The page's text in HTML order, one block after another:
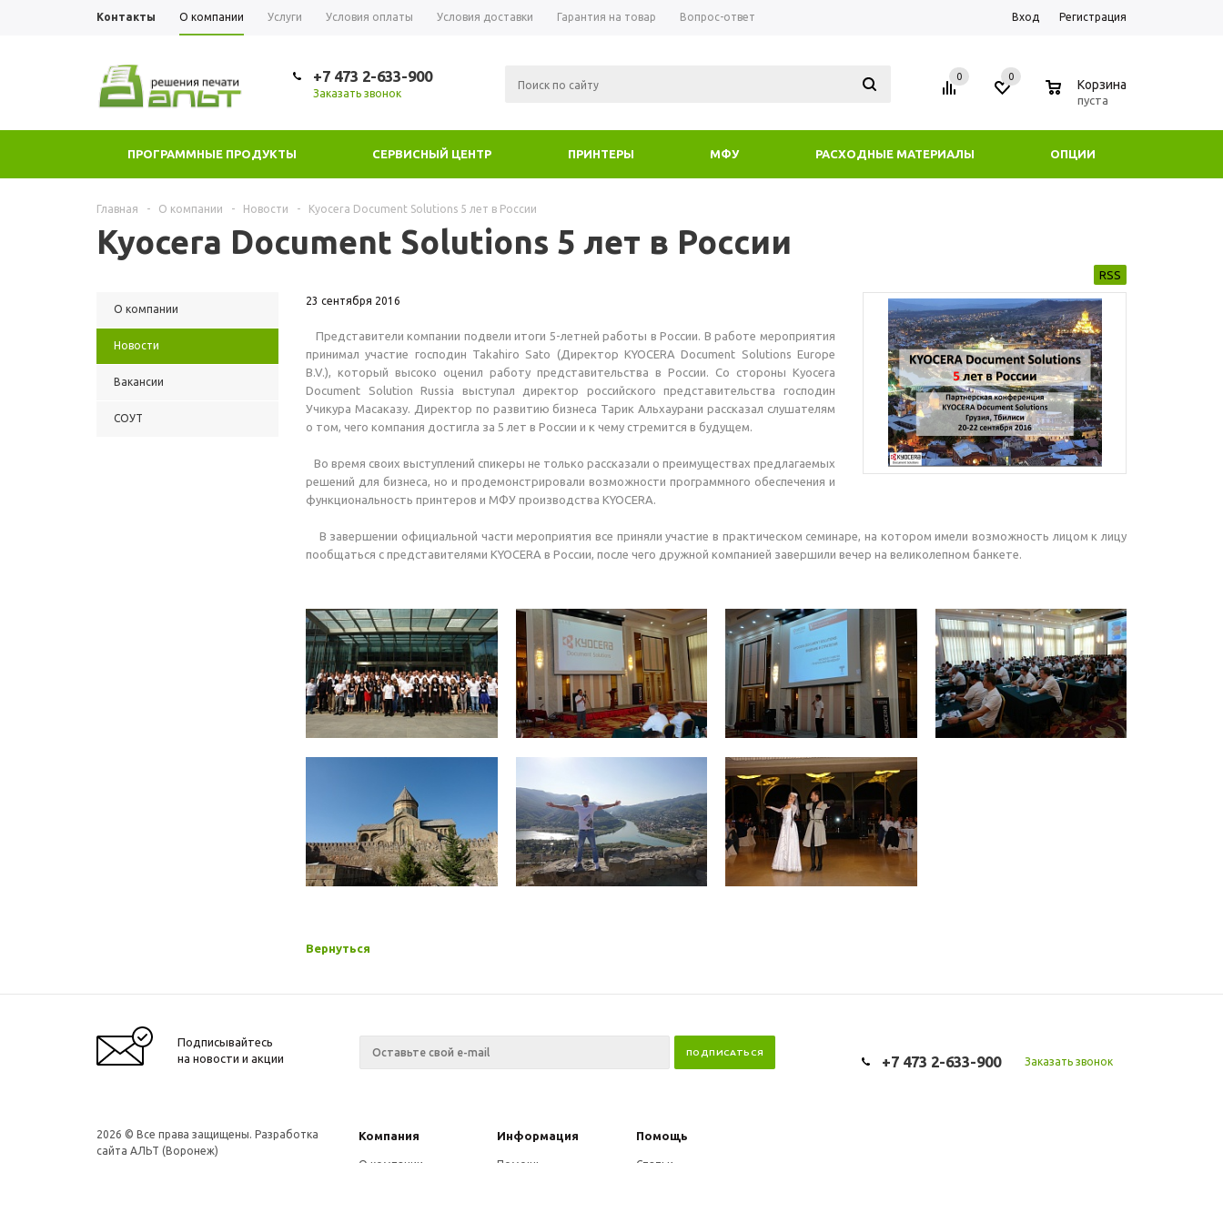
Контакты О компании Услуги Условия оплаты Условия доставки Гарантия на товар Вопрос-ответ Вход Регистрация
+7 473 2-633-900
Заказать звонок
0 0
Корзина
пуста
ПРОГРАММНЫЕ ПРОДУКТЫ СЕРВИСНЫЙ ЦЕНТР ПРИНТЕРЫ МФУ РАСХОДНЫЕ МАТЕРИАЛЫ ОПЦИИ
Главная - О компании - Новости - Kyocera Document Solutions 5 лет в России
Kyocera Document Solutions 5 лет в России
О компании
Новости
Вакансии
СОУТ
RSS
23 сентября 2016
Представители компании подвели итоги 5-летней работы в России. В работе мероприятия
принимал участие господин Takahiro Sato (Директор KYOCERA Document Solutions Europe
B.V.), который высоко оценил работу представительства в России. Со стороны Kyocera
Document Solution Russia выступал директор российского представительства господин
Учикура Масаказу. Директор по развитию бизнеса Тарик Альхаурани рассказал слушателям
о том, чего компания достигла за 5 лет в России и к чему стремится в будущем.
Во время своих выступлений спикеры не только рассказали о преимуществах предлагаемых
решений для бизнеса, но и продемонстрировали возможности программного обеспечения и
функциональность принтеров и МФУ производства KYOCERA.
В завершении официальной части мероприятия все приняли участие в практическом семинаре, на котором имели возможность лицом к лицу
пообщаться с представителями KYOCERA в России, после чего дружной компанией завершили вечер на великолепном банкете.
Вернуться
Подписывайтесь
на новости и акции
+7 473 2-633-900 Заказать звонок
2026 © Все права защищены. Разработка
сайта АЛЬТ (Воронеж)
Компания Информация Помощь
О компании
Помощь
Статьи